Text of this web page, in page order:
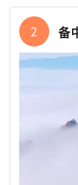
2 备